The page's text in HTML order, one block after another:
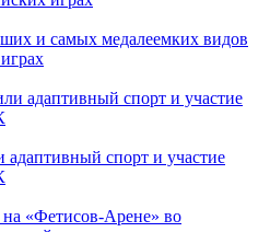
и самых медалеемких видов
адаптивный спорт и участие